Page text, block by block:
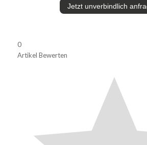
Jetzt unverbindlich
0
Artikel Bewerten